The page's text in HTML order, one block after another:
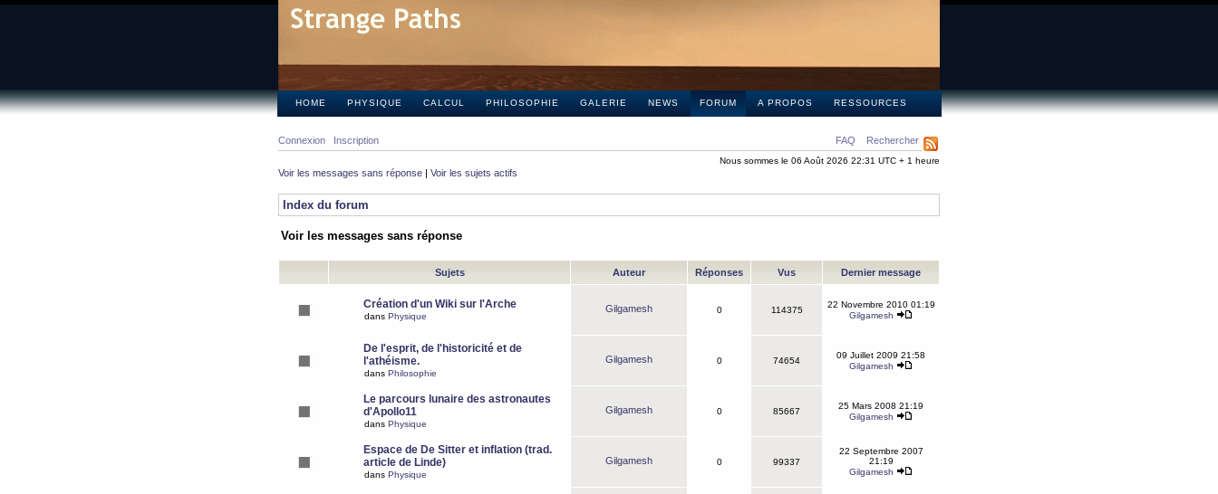
HOME PHYSIQUE CALCUL PHILOSOPHIE GALERIE NEWS FORUM A PROPOS RESSOURCES
FAQ Rechercher
Connexion Inscription
Nous sommes le 06 Août 2026 22:31 UTC + 1 heure
Voir les messages sans réponse | Voir les sujets actifs
Index du forum
Voir les messages sans réponse
Sujets Auteur Réponses Vus Dernier message
Création d'un Wiki sur l'Arche
dans Physique
Gilgamesh 0 114375
22 Novembre 2010 01:19
Gilgamesh
De l'esprit, de l'historicité et de
l'athéisme.
dans Philosophie
Gilgamesh 0 74654
09 Juillet 2009 21:58
Gilgamesh
Le parcours lunaire des astronautes
d'Apollo11
dans Physique
Gilgamesh 0 85667
25 Mars 2008 21:19
Gilgamesh
Espace de De Sitter et inflation (trad.
article de Linde)
dans Physique
Gilgamesh 0 99337
22 Septembre 2007
21:19
Gilgamesh